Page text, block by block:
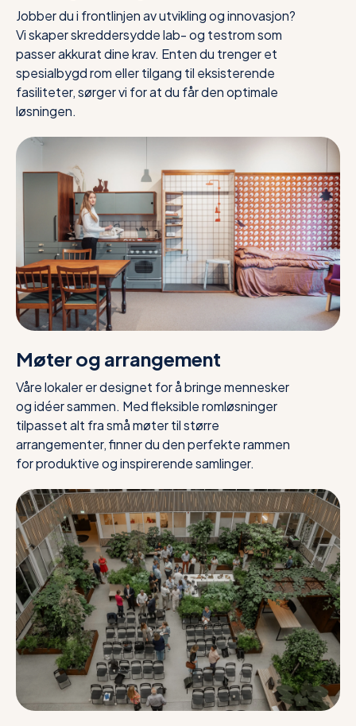
Jobber du i frontlinjen av utvikling og innovasjon?
Vi skaper skreddersydde lab- og testrom som
passer akkurat dine krav. Enten du trenger et
spesialbygd rom eller tilgang til eksisterende
fasiliteter, sørger vi for at du får den optimale
løsningen.
Møter og arrangement
Våre lokaler er designet for å bringe mennesker
og idéer sammen. Med fleksible romløsninger
tilpasset alt fra små møter til større
arrangementer, finner du den perfekte rammen
for produktive og inspirerende samlinger.